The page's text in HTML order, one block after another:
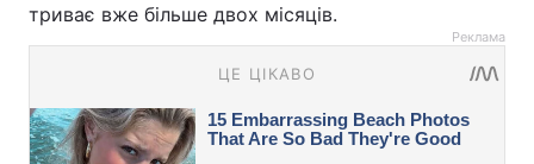
триває вже більше двох місяців.
Реклама